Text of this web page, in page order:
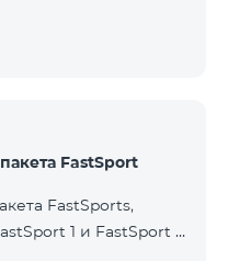
FastSport
FastSports,
1 и FastSport 2,